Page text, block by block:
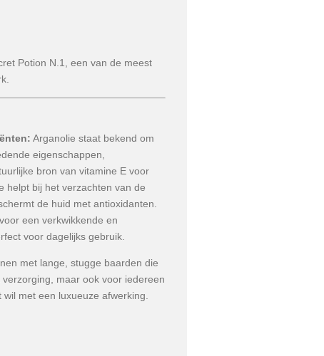
Potion N.1, een van de meest
Arganolie staat bekend om
eigenschappen,
bron van vitamine E voor
helpt bij het verzachten van de
de huid met antioxidanten.
een verkwikkende en
voor dagelijks gebruik.
met lange, stugge baarden die
maar ook voor iedereen
met een luxueuze afwerking.